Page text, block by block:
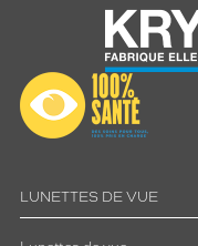
LUNETTES DE VUE